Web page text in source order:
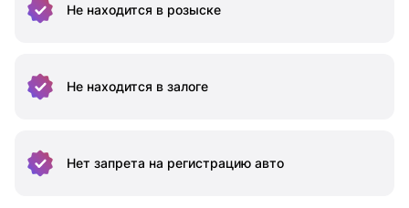
Не находится в розыске
Не находится в залоге
Нет запрета на регистрацию авто